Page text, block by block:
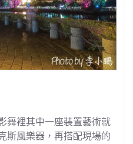
舞裡其中一座裝置藝術就
斯風樂器，再搭配現場的